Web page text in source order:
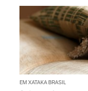
EM XATAKA BRASIL